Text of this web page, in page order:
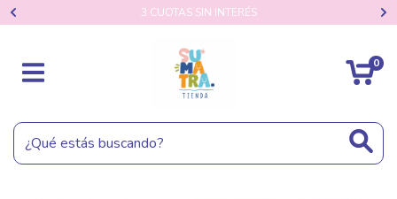
3 CUOTAS SIN INTERÉS
0